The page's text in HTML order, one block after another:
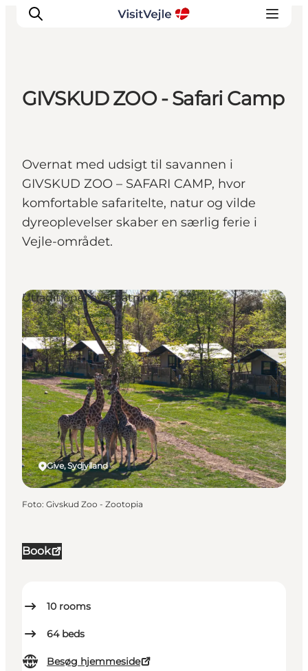
Planlæg dit besøg
Inspiration
GIVSKUD ZOO - Safari Camp
Overnat med udsigt til savannen i
GIVSKUD ZOO – SAFARI CAMP, hvor
komfortable safaritelte, natur og vilde
dyreoplevelser skaber en særlig ferie i
Vejle-området.
Book
10 rooms
64 beds
Besøg hjemmeside
Give, Sydjylland
Utraditionel overnatning
Foto: Givskud Zoo - Zootopia